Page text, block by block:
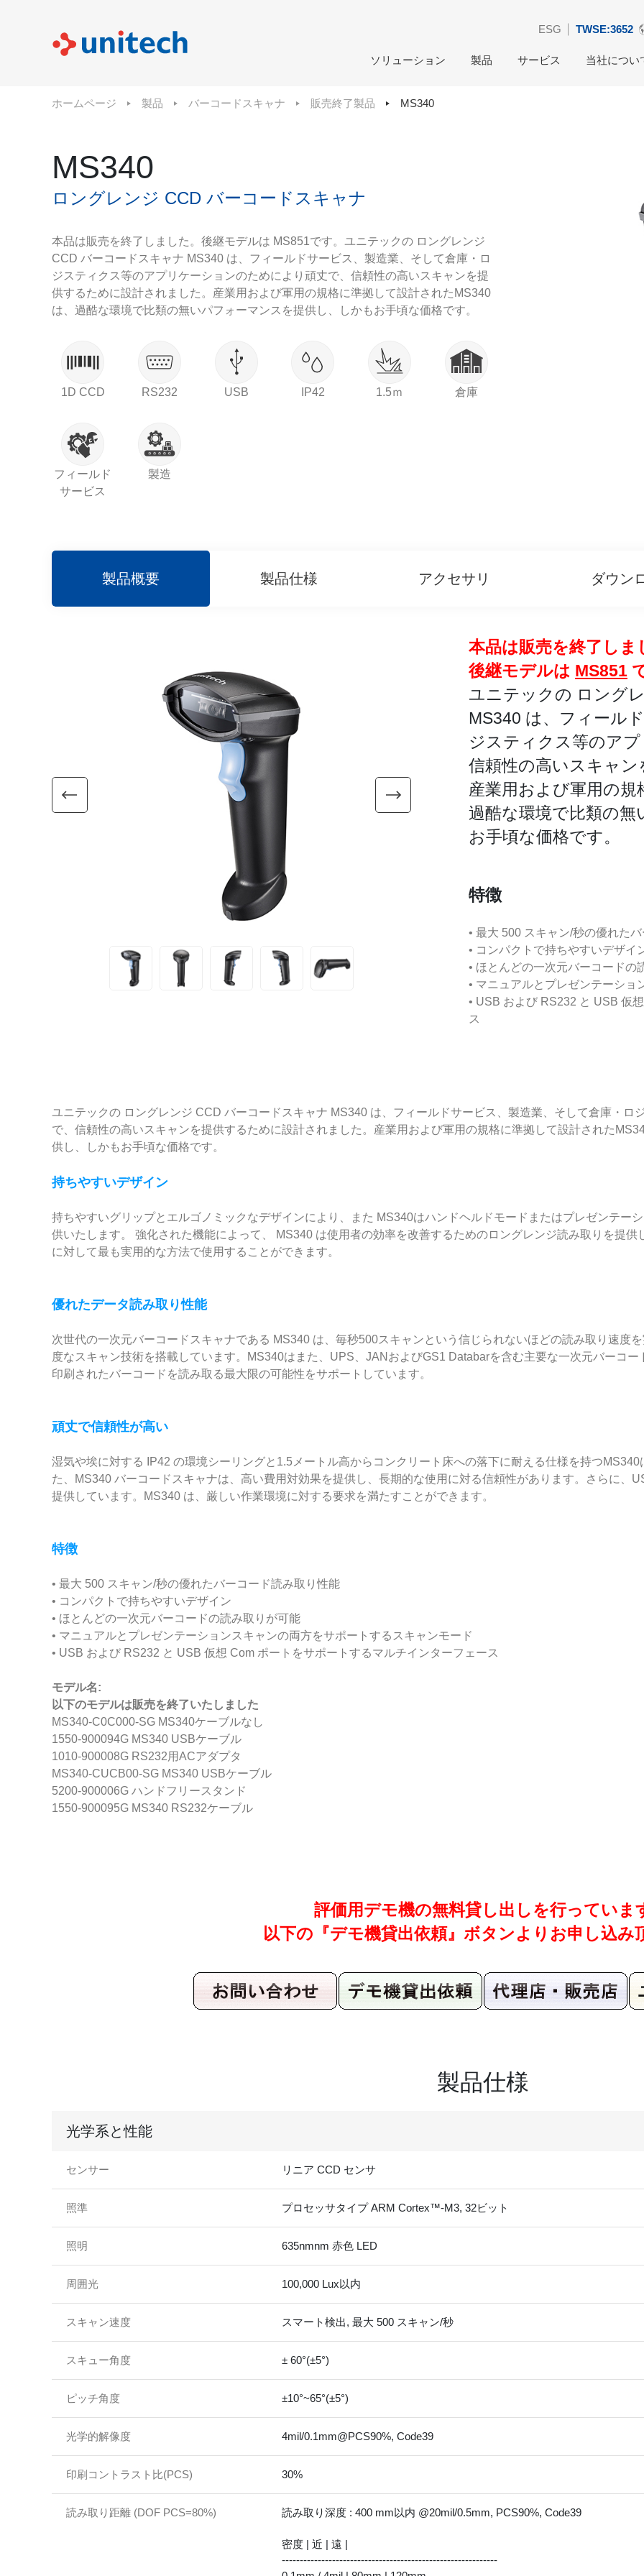
ESG TWSE:3652
ソリューション 製品 サービス 当社につい
ホームページ 製品 バーコードスキャナ 販売終了製品 MS340
MS340
ロングレンジ CCD バーコードスキャナ
本品は販売を終了しました。後継モデルは MS851です。ユニテックの ロングレンジ
CCD バーコードスキャナ MS340 は、フィールドサービス、製造業、そして倉庫・ロ
ジスティクス等のアプリケーションのためにより頑丈で、信頼性の高いスキャンを提
供するために設計されました。産業用および軍用の規格に準拠して設計されたMS340
は、過酷な環境で比類の無いパフォーマンスを提供し、しかもお手頃な価格です。
1D CCD RS232 USB IP42 1.5ｍ 倉庫
フィールド
サービス
製造
製品概要 製品仕様 アクセサリ ダウン
本品は販売を終了しま
後継モデルは MS851
ユニテックの ロング
MS340 は、フィール
ジスティクス等のア
信頼性の高いスキャ
産業用および軍用の
過酷な環境で比類の
お手頃な価格です。
特徴
• 最大 500 スキャン/秒の優れた
• コンパクトで持ちやすいデザイ
• ほとんどの一次元バーコードの
• マニュアルとプレゼンテーシ
• USB および RS232 と USB 仮
ス
ユニテックの ロングレンジ CCD バーコードスキャナ MS340 は、フィールドサービス、製造業、そして倉庫・ロ
で、信頼性の高いスキャンを提供するために設計されました。産業用および軍用の規格に準拠して設計された
供し、しかもお手頃な価格です。
持ちやすいデザイン
持ちやすいグリップとエルゴノミックなデザインにより、また MS340はハンドヘルドモードまたはプレゼンテー
供いたします。 強化された機能によって、 MS340 は使用者の効率を改善するためのロングレンジ読み取りを提
に対して最も実用的な方法で使用することができます。
優れたデータ読み取り性能
次世代の一次元バーコードスキャナである MS340 は、毎秒500スキャンという信じられないほどの読み取り速度
度なスキャン技術を搭載しています。MS340はまた、UPS、JANおよびGS1 Databarを含む主要な一次元バーコ
印刷されたバーコードを読み取る最大限の可能性をサポートしています。
頑丈で信頼性が高い
湿気や埃に対する IP42 の環境シーリングと1.5メートル高からコンクリート床への落下に耐える仕様を持つ
た、MS340 バーコードスキャナは、高い費用対効果を提供し、長期的な使用に対る信頼性があります。さらに、
提供しています。MS340 は、厳しい作業環境に対する要求を満たすことができます。
特徴
• 最大 500 スキャン/秒の優れたバーコード読み取り性能
• コンパクトで持ちやすいデザイン
• ほとんどの一次元バーコードの読み取りが可能
• マニュアルとプレゼンテーションスキャンの両方をサポートするスキャンモード
• USB および RS232 と USB 仮想 Com ポートをサポートするマルチインターフェース
モデル名:
以下のモデルは販売を終了いたしました
MS340-C0C000-SG MS340ケーブルなし
1550-900094G MS340 USBケーブル
1010-900008G RS232用ACアダプタ
MS340-CUCB00-SG MS340 USBケーブル
5200-900006G ハンドフリースタンド
1550-900095G MS340 RS232ケーブル
評価用デモ機の無料貸し出しを行っていま
以下の『デモ機貸出依頼』ボタンよりお申し込み
製品仕様
光学系と性能
センサー リニア CCD センサ
照準 プロセッサタイプ ARM Cortex™-M3, 32ビット
照明 635nmnm 赤色 LED
周囲光 100,000 Lux以内
スキャン速度 スマート検出, 最⼤ 500 スキャン/秒
スキュー角度 ± 60°(±5°)
ピッチ角度 ±10°~65°(±5°)
光学的解像度 4mil/0.1mm@PCS90%, Code39
印刷コントラスト比(PCS) 30%
読み取り距離 (DOF PCS=80%) 読み取り深度 : 400 mm以内 @20mil/0.5mm, PCS90%, Code39
密度 | 近 | 遠 |
------------------------------------------------------------